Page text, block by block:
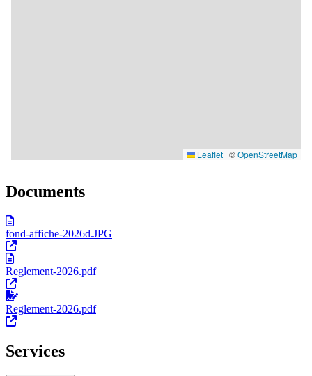
Documents
fond-affiche-2026d.JPG
Reglement-2026.pdf
Reglement-2026.pdf
Services